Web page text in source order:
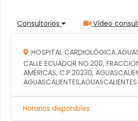
Consultorios Vídeo
HOSPITAL CARDIOLÓGICA
CALLE ECUADOR NO.200,
AMÉRICAS, C.P.20230,
AGUASCALIENTES,AGUASCALIENTES
Horarios disponibles